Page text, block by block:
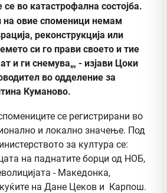
се во катастрофална состојба.
на овие споменици немам
реконструкција или
си го прави своето и тие
и ги снемува„, - изјави Цоки
во одделение за
Куманово.
се регистрирани во
и локално значење. Под
за култура се:
на паднатите борци од НОБ,
- Македонка,
на Дане Цеков и Карпош.